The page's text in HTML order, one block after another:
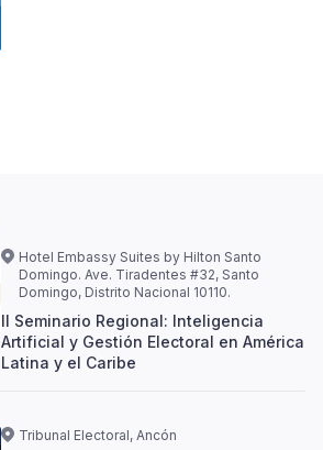
Hotel Embassy Suites by Hilton Santo
Domingo. Ave. Tiradentes #32, Santo
Domingo, Distrito Nacional 10110.
II Seminario Regional: Inteligencia
Artificial y Gestión Electoral en América
Latina y el Caribe
Tribunal Electoral, Ancón